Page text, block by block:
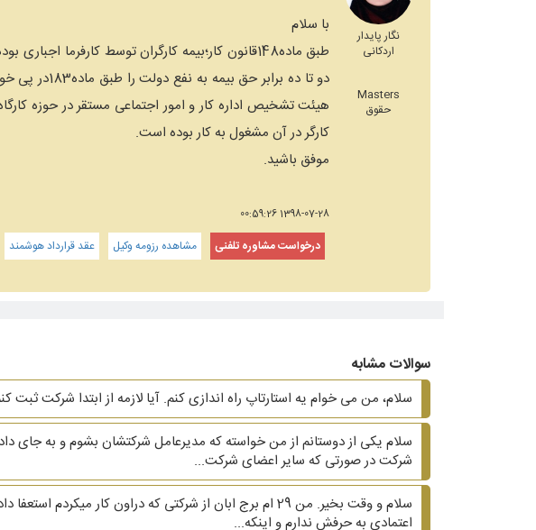
نگار پایدار
اردکانی
Masters
حقوق
با سلام
طبق ماده148قانون کار؛بیمه کارگران توسط
دو تا ده
هیئت تشخیص اداره کار و امور اجتماعی مستقر در حوزه
کارگر در آن مشغول به کار بوده است.
موفق باشید.
1398-07-28 00:59:26
درخواست مشاوره تلفنی مشاهده رزومه وکیل عقد قرارداد هوشمند
سوالات مشابه
سلام، من می خوام یه استارتاپ راه اندازی کنم. آیا لازمه از ابتدا شرکت ثبت
شرکت در صورتی که سایر اعضای شرکت...
اعتمادی به حرفش ندارم و اینکه...